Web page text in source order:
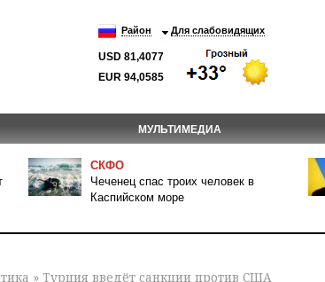
Район Для слабовидящих
USD 81,4077
EUR 94,0585
МУЛЬТИМЕДИА
СКФО
Чеченец спас троих человек в
Каспийском море
» Турция введёт санкции против США